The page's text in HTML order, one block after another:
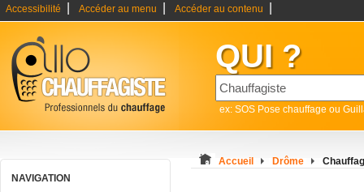
Accessibilité Accéder au menu Accéder au contenu
QUI ?
ex: SOS Pose chauffage ou
NAVIGATION
Accueil Drôme